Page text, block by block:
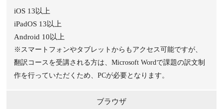
iOS 13以上
iPadOS 13以上
Android 10以上
※スマートフォンやタブレットからもアクセス可能ですが、
翻訳コースを受講される方は、Microsoft Wordで課題の訳文制
作を行っていただくため、PCが必要となります。
ブラウザ